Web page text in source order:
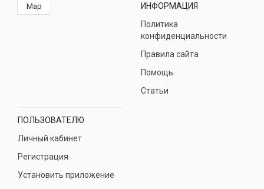
Map
ИНФОРМАЦИЯ
Политика
конфиденциальности
Правила сайта
Помощь
Статьи
ПОЛЬЗОВАТЕЛЮ
Личный кабинет
Регистрация
Установить приложение